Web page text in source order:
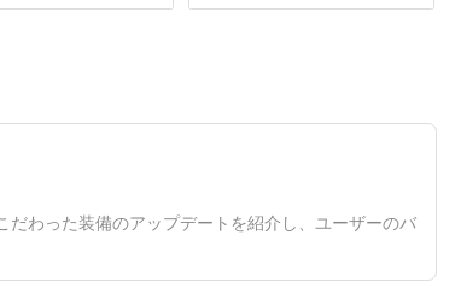
わった装備のアップデートを紹介し、ユーザーのバ